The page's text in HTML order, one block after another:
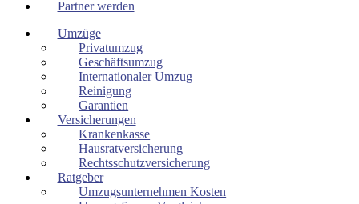
Partner werden
Umzüge
Privatumzug
Geschäftsumzug
Internationaler Umzug
Reinigung
Garantien
Versicherungen
Krankenkasse
Hausratversicherung
Rechtsschutzversicherung
Ratgeber
Umzugsunternehmen Kosten